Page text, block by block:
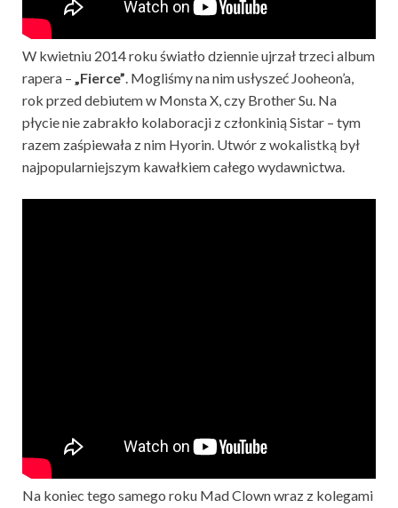
W kwietniu 2014 roku światło dziennie ujrzał trzeci album
rapera – „Fierce”. Mogliśmy na nim usłyszeć Jooheon’a,
rok przed debiutem w Monsta X, czy Brother Su. Na
płycie nie zabrakło kolaboracji z członkinią Sistar – tym
razem zaśpiewała z nim Hyorin. Utwór z wokalistką był
najpopularniejszym kawałkiem całego wydawnictwa.
Na koniec tego samego roku Mad Clown wraz z kolegami